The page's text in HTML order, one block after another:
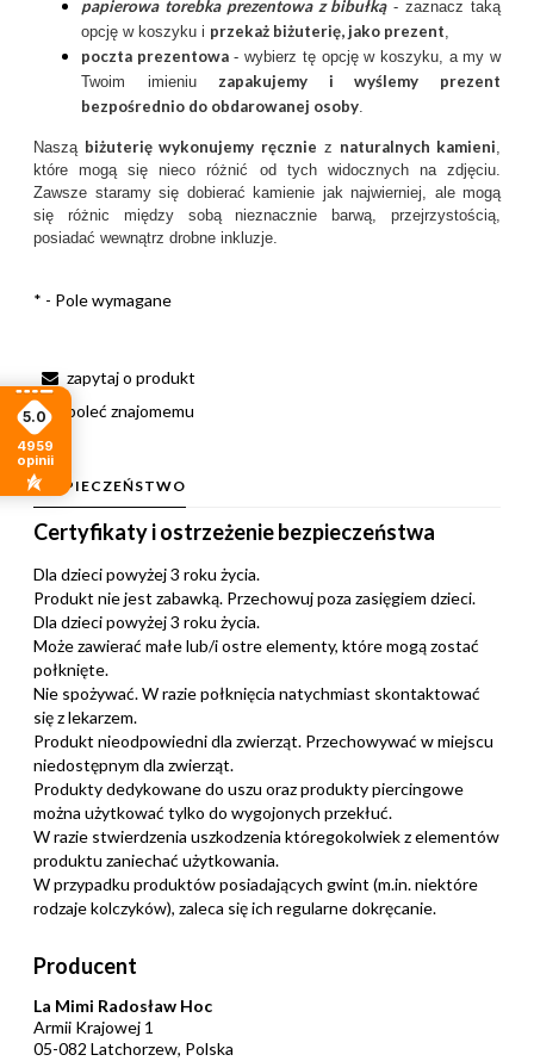
papierowa torebka prezentowa z bibułką- zaznacz taką
opcję w koszyku i przekaż biżuterię, jako prezent,
poczta prezentowa- wybierz tę opcję w koszyku, a my w
Twoim imieniuzapakujemy i wyślemy prezent
bezpośrednio do obdarowanej osoby.
Naszą biżuterię wykonujemy ręcznie z naturalnych kamieni,
które mogą się nieco różnić od tych widocznych na zdjęciu.
Zawsze staramy się dobierać kamienie jak najwierniej, ale mogą
się różnic między sobą nieznacznie barwą, przejrzystością,
posiadać wewnątrz drobne inkluzje.
* - Pole wymagane
zapytaj o produkt
poleć znajomemu
BEZPIECZEŃSTWO
Certyfikaty i ostrzeżenie bezpieczeństwa
Dla dzieci powyżej 3 roku życia.
Produkt nie jest zabawką. Przechowuj poza zasięgiem dzieci.
Dla dzieci powyżej 3 roku życia.
Może zawierać małe lub/i ostre elementy, które mogą zostać
połknięte.
Nie spożywać. W razie połknięcia natychmiast skontaktować
się z lekarzem.
Produkt nieodpowiedni dla zwierząt. Przechowywać w miejscu
niedostępnym dla zwierząt.
Produkty dedykowane do uszu oraz produkty piercingowe
można użytkować tylko do wygojonych przekłuć.
W razie stwierdzenia uszkodzenia któregokolwiek z elementów
produktu zaniechać użytkowania.
W przypadku produktów posiadających gwint (m.in. niektóre
rodzaje kolczyków), zaleca się ich regularne dokręcanie.
Producent
La Mimi Radosław Hoc
Armii Krajowej 1
05-082 Latchorzew, Polska
5.0
4959
opinii